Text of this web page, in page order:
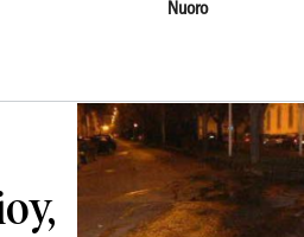
Nuoro